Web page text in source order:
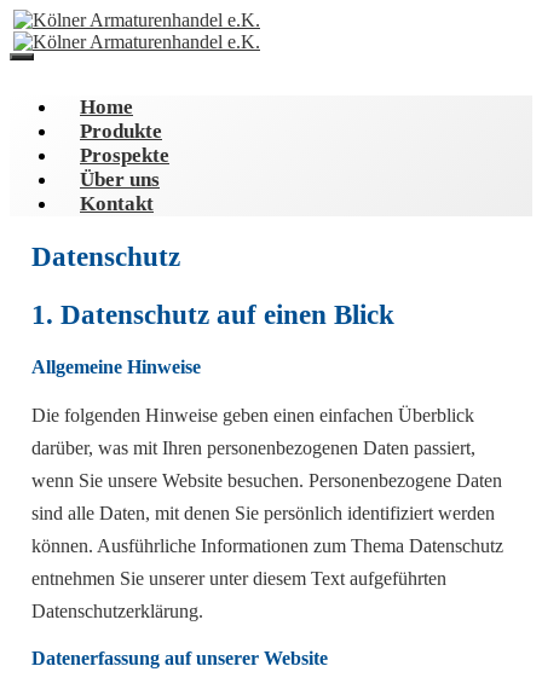
Home
Produkte
Prospekte
Über uns
Kontakt
Datenschutz
1. Datenschutz auf einen Blick
Allgemeine Hinweise
Die folgenden Hinweise geben einen einfachen Überblick
darüber, was mit Ihren personenbezogenen Daten passiert,
wenn Sie unsere Website besuchen. Personenbezogene Daten
sind alle Daten, mit denen Sie persönlich identifiziert werden
können. Ausführliche Informationen zum Thema Datenschutz
entnehmen Sie unserer unter diesem Text aufgeführten
Datenschutzerklärung.
Datenerfassung auf unserer Website